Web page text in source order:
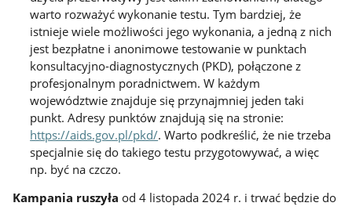
warto rozważyć wykonanie testu. Tym bardziej, że
istnieje wiele możliwości jego wykonania, a jedną z nich
jest bezpłatne i anonimowe testowanie w punktach
konsultacyjno-diagnostycznych (PKD), połączone z
profesjonalnym poradnictwem. W każdym
województwie znajduje się przynajmniej jeden taki
punkt. Adresy punktów znajdują się na stronie:
https://aids.gov.pl/pkd/. Warto podkreślić, że nie trzeba
specjalnie się do takiego testu przygotowywać, a więc
np. być na czczo.
Kampania ruszyłaod 4 listopada 2024 r. i trwać będzie do